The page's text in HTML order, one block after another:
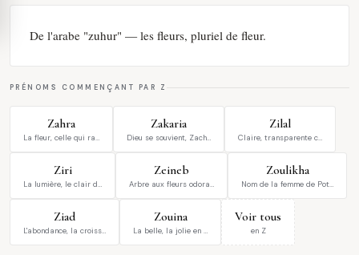
De l'arabe "zuhur" — les fleurs, pluriel de fleur.
PRÉNOMS COMMENÇANT PAR Z
Zahra
La fleur, celle qui ra…
Zakaria
Dieu se souvient, Zach…
Zilal
Claire, transparente c…
Ziri
La lumière, le clair d…
Zeineb
Arbre aux fleurs odora…
Zoulikha
Nom de la femme de Pot…
Ziad
L'abondance, la croiss…
Zouina
La belle, la jolie en …
Voir tous
en Z